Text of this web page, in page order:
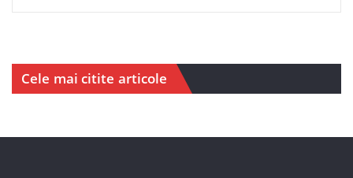
Cele mai citite articole